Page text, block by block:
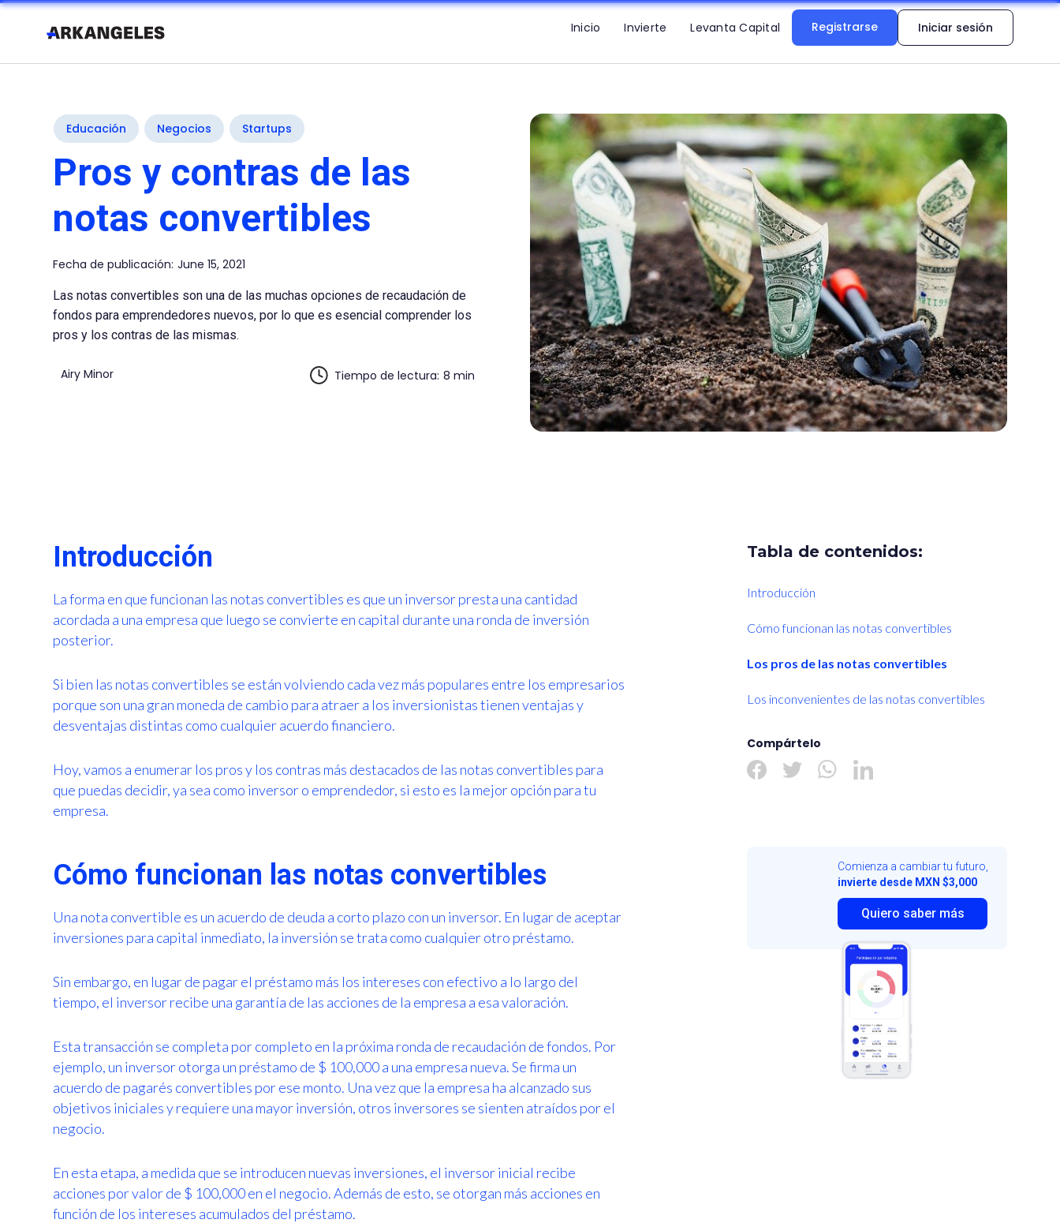
Inicio Invierte Levanta Capital Registrarse Iniciar sesión
Educación Negocios Startups
Pros y contras de las
notas convertibles
Fecha de publicación: June 15, 2021
Las notas convertibles son una de las muchas opciones de recaudación de
fondos para emprendedores nuevos, por lo que es esencial comprender los
pros y los contras de las mismas.
Airy Minor Tiempo de lectura: 8 min
Tabla de contenidos:
Introducción
Cómo funcionan las notas convertibles
Los pros de las notas convertibles
Los inconvenientes de las notas convertibles
Compártelo
Comienza a cambiar tu futuro,
invierte desde MXN $3,000
Quiero saber más
Introducción
La forma en que funcionan las notas convertibles es que un inversor presta una cantidad
acordada a una empresa que luego se convierte en capital durante una ronda de inversión
posterior.
Si bien las notas convertibles se están volviendo cada vez más populares entre los empresarios
porque son una gran moneda de cambio para atraer a los inversionistas tienen ventajas y
desventajas distintas como cualquier acuerdo financiero.
Hoy, vamos a enumerar los pros y los contras más destacados de las notas convertibles para
que puedas decidir, ya sea como inversor o emprendedor, si esto es la mejor opción para tu
empresa.
Cómo funcionan las notas convertibles
Una nota convertible es un acuerdo de deuda a corto plazo con un inversor. En lugar de aceptar
inversiones para capital inmediato, la inversión se trata como cualquier otro préstamo.
Sin embargo, en lugar de pagar el préstamo más los intereses con efectivo a lo largo del
tiempo, el inversor recibe una garantía de las acciones de la empresa a esa valoración.
Esta transacción se completa por completo en la próxima ronda de recaudación de fondos. Por
ejemplo, un inversor otorga un préstamo de $ 100,000 a una empresa nueva. Se firma un
acuerdo de pagarés convertibles por ese monto. Una vez que la empresa ha alcanzado sus
objetivos iniciales y requiere una mayor inversión, otros inversores se sienten atraídos por el
negocio.
En esta etapa, a medida que se introducen nuevas inversiones, el inversor inicial recibe
acciones por valor de $ 100,000 en el negocio. Además de esto, se otorgan más acciones en
función de los intereses acumulados del préstamo.